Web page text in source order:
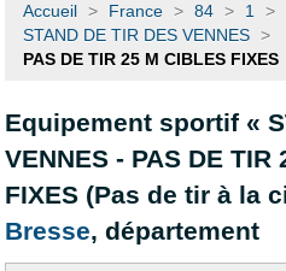
Toutes les régions
Contact
Recherche avancée
Accueil > France > 84 > 1 >
STAND DE TIR DES VENNES >
PAS DE TIR 25 M CIBLES FIXES
Equipement sportif «
VENNES - PAS DE TIR
FIXES (Pas de tir à la
Bresse, département